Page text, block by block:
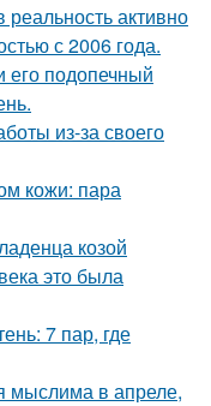
активно
с 2006 года.
его подопечный
из-за своего
кожи: пара
козой
это была
7 пар, где
мыслима в апреле,